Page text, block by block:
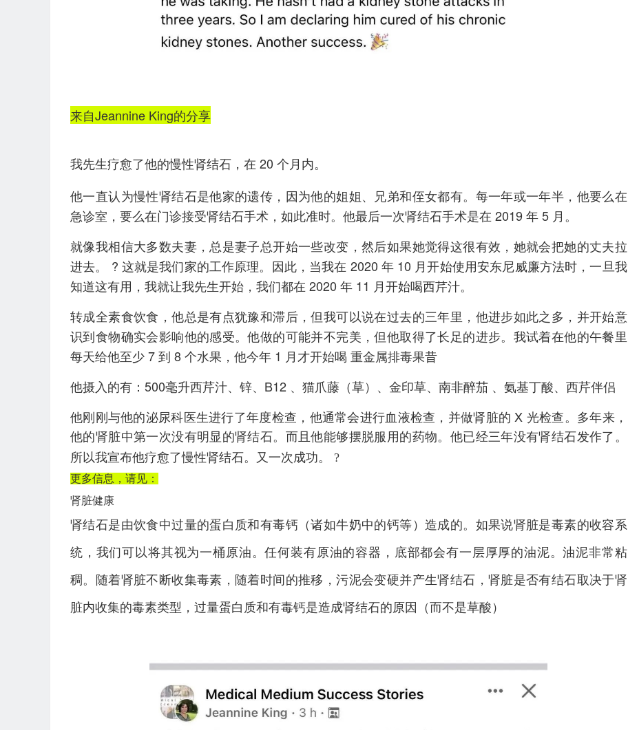
来自Jeannine King的分享
我先生疗愈了他的慢性肾结石，在 20 个月内。
他一直认为慢性肾结石是他家的遗传，因为他的姐姐、兄弟和侄女都有。每一年或一年半，他要么在
急诊室，要么在门诊接受肾结石手术，如此准时。他最后一次肾结石手术是在 2019 年 5 月。
就像我相信大多数夫妻，总是妻子总开始一些改变，然后如果她觉得这很有效，她就会把她的丈夫拉
进去。 ? 这就是我们家的工作原理。因此，当我在 2020 年 10 月开始使用安东尼威廉方法时，一旦我
知道这有用，我就让我先生开始，我们都在 2020 年 11 月开始喝西芹汁。
转成全素食饮食，他总是有点犹豫和滞后，但我可以说在过去的三年里，他进步如此之多，并开始意
识到食物确实会影响他的感受。他做的可能并不完美，但他取得了长足的进步。我试着在他的午餐里
每天给他至少 7 到 8 个水果，他今年 1 月才开始喝 重金属排毒果昔
他摄入的有：500毫升西芹汁、锌、B12 、猫爪藤（草）、金印草、南非醉茄 、氨基丁酸、西芹伴侣
他刚刚与他的泌尿科医生进行了年度检查，他通常会进行血液检查，并做肾脏的 X 光检查。多年来，
他的肾脏中第一次没有明显的肾结石。而且他能够摆脱服用的药物。他已经三年没有肾结石发作了。
所以我宣布他疗愈了慢性肾结石。又一次成功。
?
更多信息，请见：
肾脏健康
肾结石是由饮食中过量的蛋白质和有毒钙（诸如牛奶中的钙等）造成的。如果说肾脏是毒素的收容系
统，我们可以将其视为一桶原油。任何装有原油的容器，底部都会有一层厚厚的油泥。油泥非常粘
稠。随着肾脏不断收集毒素，随着时间的推移，污泥会变硬并产生肾结石，肾脏是否有结石取决于肾
脏内收集的毒素类型，过量蛋白质和有毒钙是造成肾结石的原因（而不是草酸）